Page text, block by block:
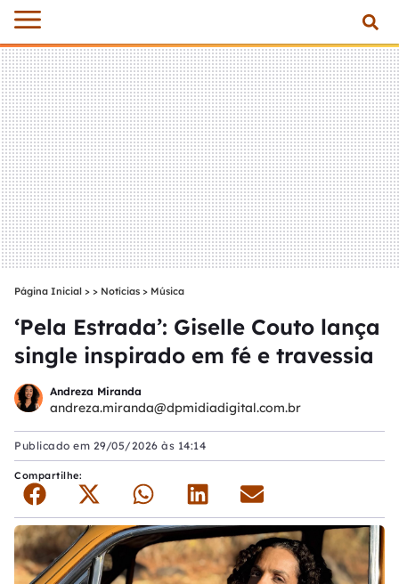
Página Inicial > Notícias > Música
‘Pela Estrada’: Giselle Couto lança
single inspirado em fé e travessia
Andreza Miranda
andreza.miranda@dpmidiadigital.com.br
Publicado em 29/05/2026 às 14:14
Compartilhe: